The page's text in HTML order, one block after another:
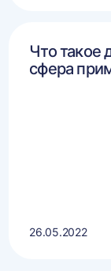
Что такое
сфера
26.05.2022